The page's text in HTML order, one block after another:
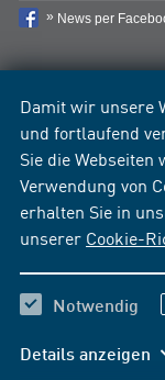
Damit wir unsere
und fortlaufend
Sie die
Verwendung von
erhalten Sie in
unserer Cookie-
Notwendig
Details anzeigen
News per